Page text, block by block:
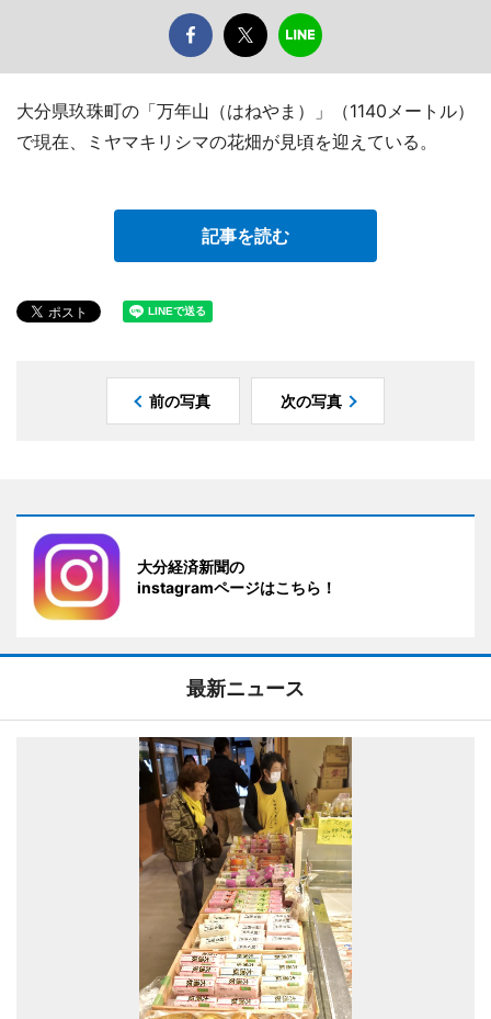
大分県玖珠町の「万年山（はねやま）」（1140メートル）
で現在、ミヤマキリシマの花畑が見頃を迎えている。
記事を読む
前の写真 次の写真
大分経済新聞の
instagramページはこちら！
最新ニュース